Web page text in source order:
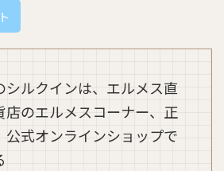
シルクインは、エルメス直
店のエルメスコーナー、正
公式オンラインショップで